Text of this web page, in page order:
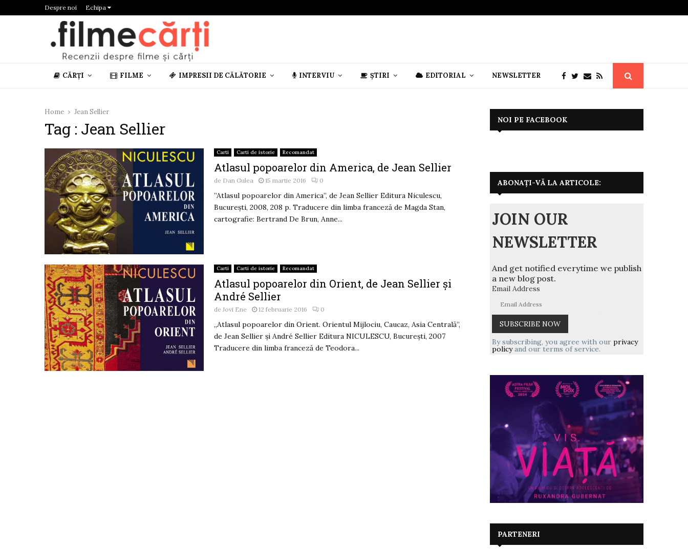
Despre noi Echipa
CĂRȚI FILME IMPRESII DE CĂLĂTORIE INTERVIU ȘTIRI EDITORIAL NEWSLETTER
Home Jean Sellier
Tag : Jean Sellier
Carti Carti de istorie Recomandat
Atlasul popoarelor din America, de Jean Sellier
de Dan Gulea 15 martie 2016 0
”Atlasul popoarelor din America”, de Jean Sellier Editura Niculescu,
București, 2008, 208 p. Traducere din limba franceză de Magda Stan,
cartografie: Bertrand De Brun, Anne...
Carti Carti de istorie Recomandat
Atlasul popoarelor din Orient, de Jean Sellier și
André Sellier
deJovi Ene 12 februarie 2016 0
„Atlasul popoarelor din Orient. Orientul Mijlociu, Caucaz, Asia Centrală”,
de Jean Sellier și André Sellier Editura NICULESCU, Bucureşti, 2007
Traducere din limba franceză de Teodora...
NOI PE FACEBOOK
ABONAȚI-VĂ LA ARTICOLE:
JOIN OUR
NEWSLETTER
And get notified everytime we publish
a new blog post.
Email Address
By subscribing, you agree with our privacy
policyand our terms of service.
PARTENERI